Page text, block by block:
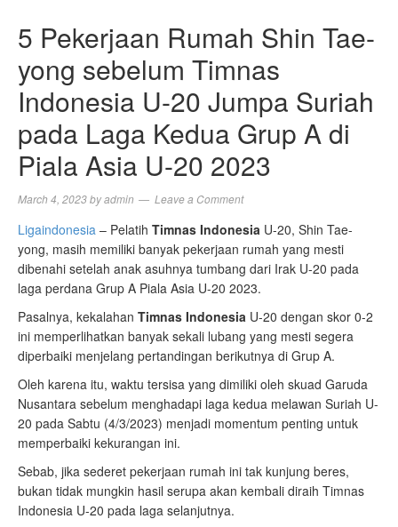
5 Pekerjaan Rumah Shin Tae-
yong sebelum Timnas
Indonesia U-20 Jumpa Suriah
pada Laga Kedua Grup A di
Piala Asia U-20 2023
March 4, 2023byadmin Leave a Comment
Ligaindonesia – Pelatih Timnas Indonesia U-20, Shin Tae-
yong, masih memiliki banyak pekerjaan rumah yang mesti
dibenahi setelah anak asuhnya tumbang dari Irak U-20 pada
laga perdana Grup A Piala Asia U-20 2023.
Pasalnya, kekalahan Timnas Indonesia U-20 dengan skor 0-2
ini memperlihatkan banyak sekali lubang yang mesti segera
diperbaiki menjelang pertandingan berikutnya di Grup A.
Oleh karena itu, waktu tersisa yang dimiliki oleh skuad Garuda
Nusantara sebelum menghadapi laga kedua melawan Suriah U-
20 pada Sabtu (4/3/2023) menjadi momentum penting untuk
memperbaiki kekurangan ini.
Sebab, jika sederet pekerjaan rumah ini tak kunjung beres,
bukan tidak mungkin hasil serupa akan kembali diraih Timnas
Indonesia U-20 pada laga selanjutnya.